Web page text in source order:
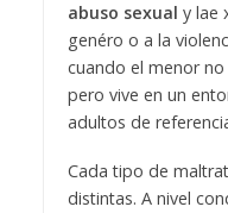
abuso sexual y lae
genéro o a la
cuando el menor
pero vive en un
adultos de
Cada tipo de
distintas. A nivel